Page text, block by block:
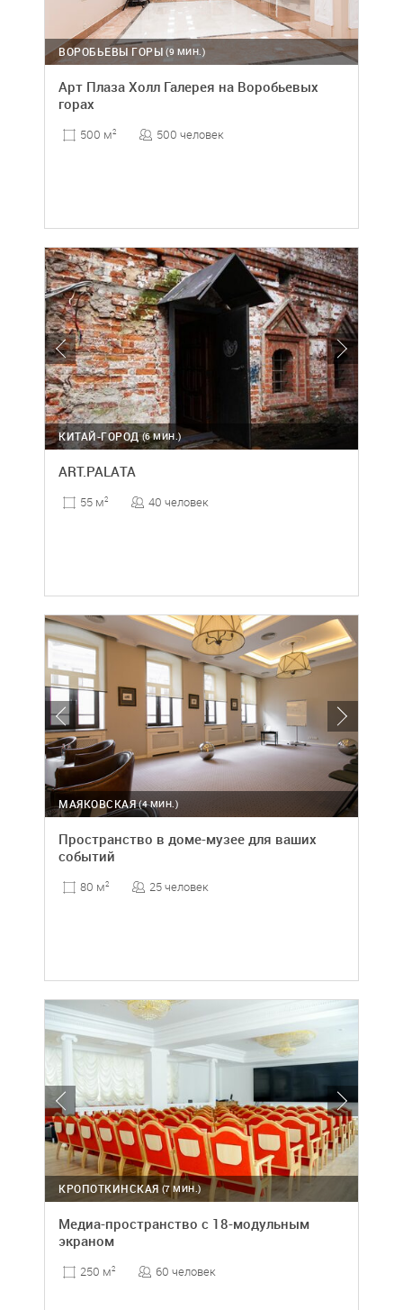
(9 МИН.)
ВОРОБЬЕВЫ ГОРЫ
Арт Плаза Холл Галерея на Воробьевых
горах
500 м2 500 человек
(6 МИН.)
КИТАЙ-ГОРОД
ART.PALATA
55 м2 40 человек
(4 МИН.)
МАЯКОВСКАЯ
Пространство в доме-музее для ваших
событий
80 м2 25 человек
(7 МИН.)
КРОПОТКИНСКАЯ
Медиа-пространство с 18-модульным
экраном
250 м2 60 человек